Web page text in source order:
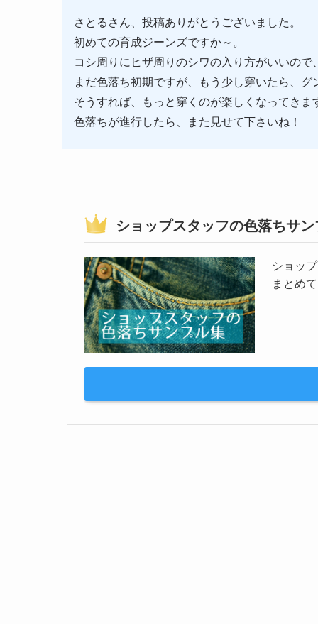
さとるさん、投稿ありがとうございました。
初めての育成ジーンズですか～。
コシ周りにヒザ周りのシワの入り方がいいの
まだ色落ち初期ですが、もう少し穿いたら、
そうすれば、もっと穿くのが楽しくなってきま
色落ちが進行したら、また見せて下さいね！
ショップスタッフの色落ちサ
ショッ
まとめ